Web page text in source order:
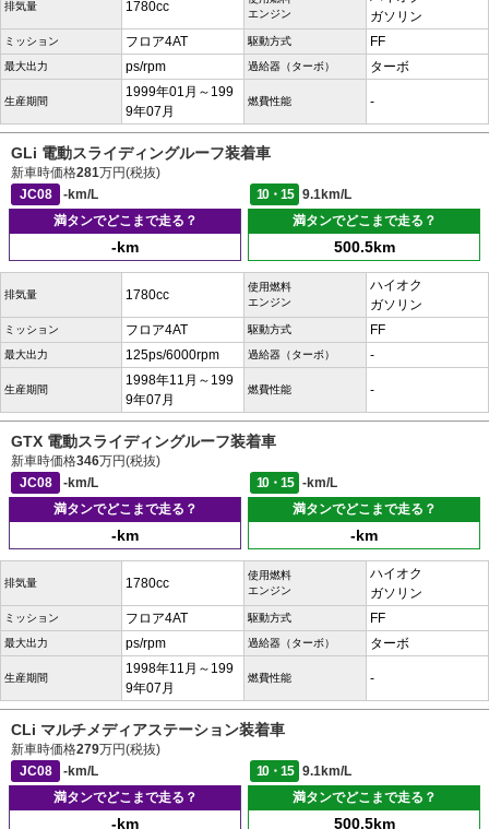
排気量 1780cc
エンジン
ガソリン
ミッション フロア4AT 駆動方式 FF
最大出力 ps/rpm 過給器（ターボ） ターボ
生産期間
1999年01月～199
9年07月
燃費性能 -
GLi 電動スライディングルーフ装着車
新車時価格281万円(税抜)
JC08
-km/L 10・15
9.1km/L
満タンでどこまで走る？
-km
満タンでどこまで走る？
500.5km
排気量 1780cc
使用燃料
エンジン
ハイオク
ガソリン
ミッション フロア4AT 駆動方式 FF
最大出力 125ps/6000rpm 過給器（ターボ） -
生産期間
1998年11月～199
9年07月
燃費性能 -
GTX 電動スライディングルーフ装着車
新車時価格346万円(税抜)
JC08
-km/L 10・15
-km/L
満タンでどこまで走る？
-km
満タンでどこまで走る？
-km
排気量 1780cc
使用燃料
エンジン
ハイオク
ガソリン
ミッション フロア4AT 駆動方式 FF
最大出力 ps/rpm 過給器（ターボ） ターボ
生産期間
1998年11月～199
9年07月
燃費性能 -
CLi マルチメディアステーション装着車
新車時価格279万円(税抜)
JC08
-km/L 10・15
9.1km/L
満タンでどこまで走る？
-km
満タンでどこまで走る？
500.5km